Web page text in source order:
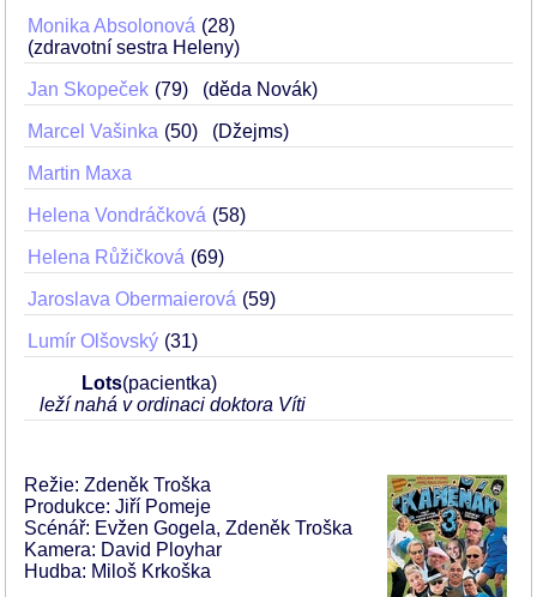
Monika Absolonová
28
(zdravotní sestra Heleny)
Jan Skopeček 79 (děda Novák)
Marcel Vašinka 50 (Džejms)
Martin Maxa
Helena Vondráčková 58
Helena Růžičková 69
Jaroslava Obermaierová 59
Lumír Olšovský 31
Lots(pacientka)
leží nahá v ordinaci doktora Víti
Režie: Zdeněk Troška
Produkce: Jiří Pomeje
Scénář: Evžen Gogela, Zdeněk Troška
Kamera: David Ployhar
Hudba: Miloš Krkoška